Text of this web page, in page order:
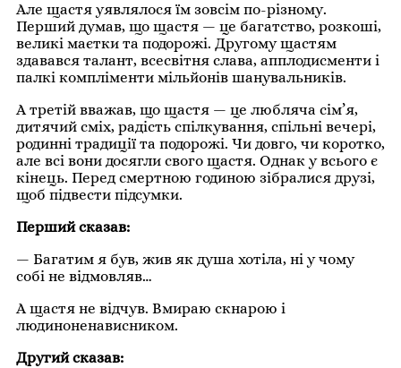
Але щастя уявлялося їм зовсім по-різному.
Перший думав, що щастя — це багатство, розкоші,
великі маєтки та подорожі. Другому щастям
здавався талант, всесвітня слава, апплодисменти і
палкі компліменти мільйонів шанувальників.
А третій вважав, що щастя — це любляча сім’я,
дитячий сміх, радість спілкування, спільні вечері,
родинні традиції та подорожі. Чи довго, чи коротко,
але всі вони досягли свого щастя. Однак у всього є
кінець. Перед смертною годиною зібралися друзі,
щоб підвести підсумки.
Перший сказав:
— Багатим я був, жив як душа хотіла, ні у чому
собі не відмовляв…
А щастя не відчув. Вмираю скнарою і
людиноненависником.
Другий сказав: